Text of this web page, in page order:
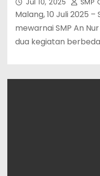
Jul 10, 2025 SMP
Malang, 10 Juli 2025
mewarnai SMP An
dua kegiatan